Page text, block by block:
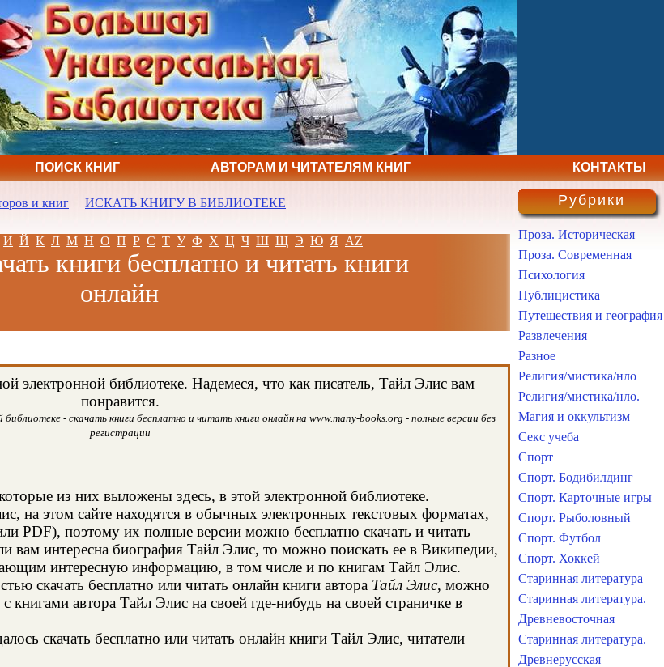
ПОИСК КНИГ АВТОРАМ И ЧИТАТЕЛЯМ КНИГ КОНТАКТЫ
и книг ИСКАТЬ КНИГУ В БИБЛИОТЕКЕ
И Й К Л М Н О П Р С Т У Ф Х Ц Ч Ш Щ Э Ю Я AZ
книги бесплатно и читать книги
онлайн
электронной библиотеке. Надемеся, что как писатель, Тайл Элис вам
понравится.
- скачать книги бесплатно и читать книги онлайн на www.many-books.org - полные версии без
регистрации
из них выложены здесь, в этой электронной библиотеке.
на этом сайте находятся в обычных электронных текстовых форматах,
PDF), поэтому их полные версии можно бесплатно скачать и читать
вам интересна биография Тайл Элис, то можно поискать ее в Википедии,
интересную информацию, в том числе и по книгам Тайл Элис.
скачать бесплатно или читать онлайн книги автора Тайл Элис, можно
книгами автора Тайл Элис на своей где-нибудь на своей страничке в
скачать бесплатно или читать онлайн книги Тайл Элис, читатели
Рубрики
Проза. Историческая
Проза. Современная
Психология
Публицистика
Путешествия и география
Развлечения
Разное
Религия/мистика/нло
Религия/мистика/нло.
Магия и оккультизм
Секс учеба
Спорт
Спорт. Бодибилдинг
Спорт. Карточные игры
Спорт. Рыболовный
Спорт. Футбол
Спорт. Хоккей
Старинная литература
Старинная литература.
Древневосточная
Старинная литература.
Древнерусская